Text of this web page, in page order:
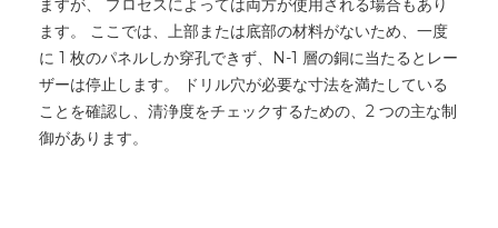
ますが、 プロセスによっては両方が使用される場合もあり
ます。 ここでは、上部または底部の材料がないため、一度
に 1 枚のパネルしか穿孔できず、N-1 層の銅に当たるとレー
ザーは停止します。 ドリル穴が必要な寸法を満たしている
ことを確認し、清浄度をチェックするための、2 つの主な制
御があります。